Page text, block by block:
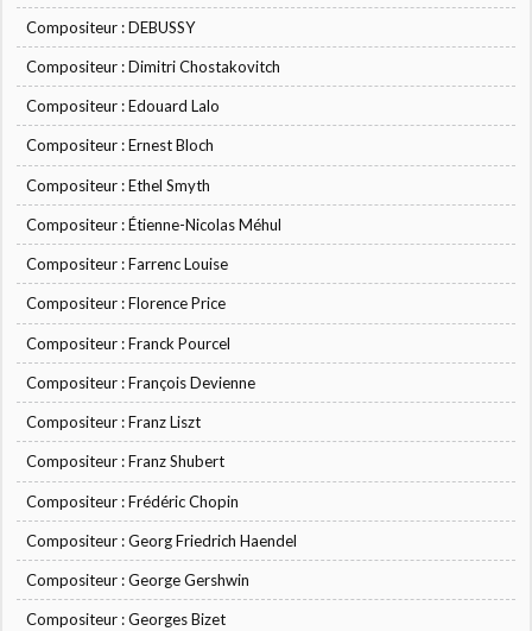
Compositeur : DEBUSSY
Compositeur : Dimitri Chostakovitch
Compositeur : Edouard Lalo
Compositeur : Ernest Bloch
Compositeur : Ethel Smyth
Compositeur : Étienne-Nicolas Méhul
Compositeur : Farrenc Louise
Compositeur : Florence Price
Compositeur : Franck Pourcel
Compositeur : François Devienne
Compositeur : Franz Liszt
Compositeur : Franz Shubert
Compositeur : Frédéric Chopin
Compositeur : Georg Friedrich Haendel
Compositeur : George Gershwin
Compositeur : Georges Bizet